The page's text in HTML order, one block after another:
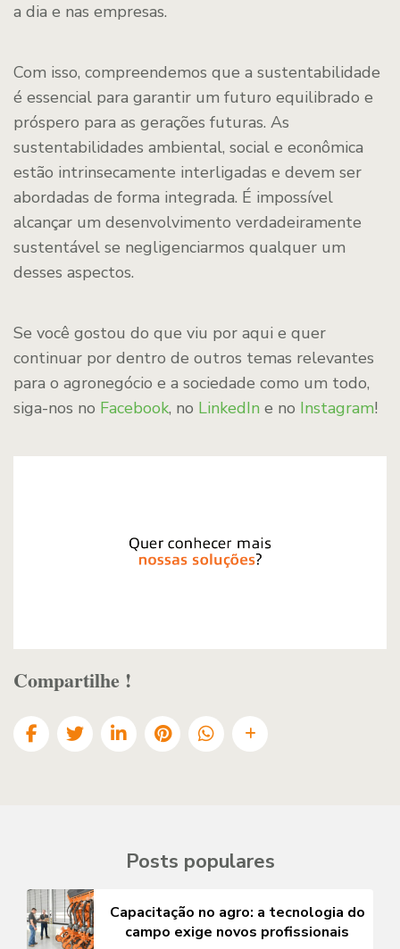
a dia e nas empresas.
Com isso, compreendemos que a sustentabilidade
é essencial para garantir um futuro equilibrado e
próspero para as gerações futuras. As
sustentabilidades ambiental, social e econômica
estão intrinsecamente interligadas e devem ser
abordadas de forma integrada. É impossível
alcançar um desenvolvimento verdadeiramente
sustentável se negligenciarmos qualquer um
desses aspectos.
Se você gostou do que viu por aqui e quer
continuar por dentro de outros temas relevantes
para o agronegócio e a sociedade como um todo,
siga-nos no Facebook, no LinkedIn e no Instagram!
Compartilhe !
Posts populares
Capacitação no agro: a tecnologia do
campo exige novos profissionais